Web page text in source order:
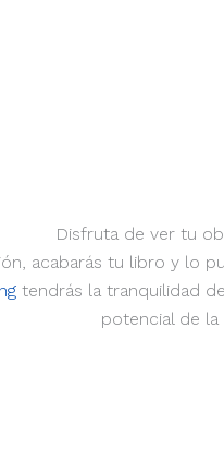
Disfruta de ver tu
acabarás tu libro y lo
tendrás la tranquilidad
potencial de la